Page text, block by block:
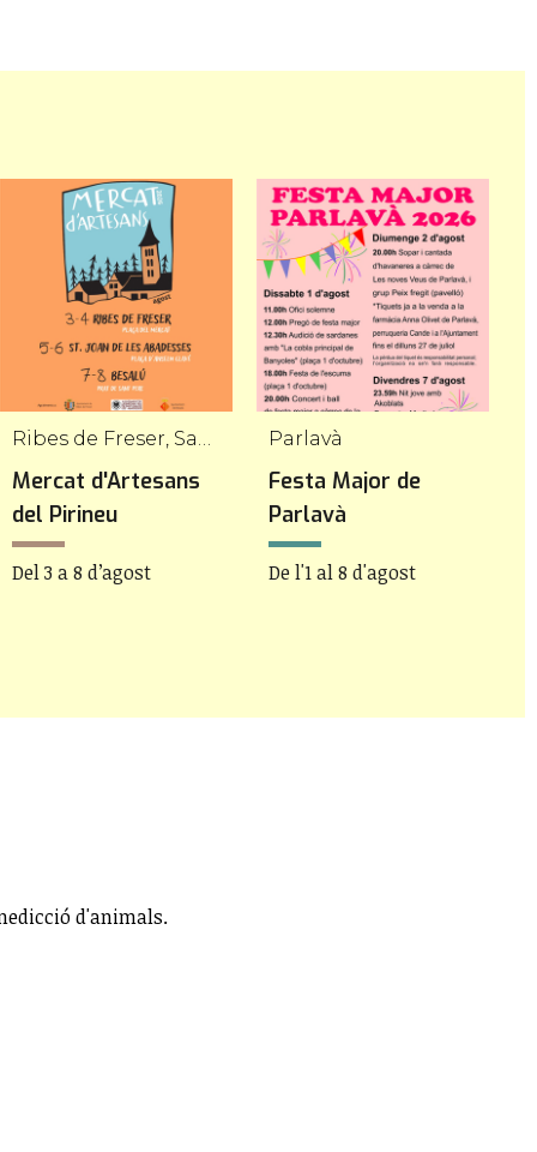
Mercat d'Artesans
del Pirineu
Del 3 a 8 d’agost
Parlavà
Festa Major de
Parlavà
De l'1 al 8 d'agost
d'animals.